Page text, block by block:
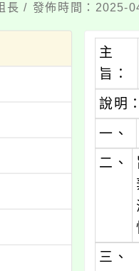
長 / 發佈時間：2025-
主
旨：
說明：
一、
二、
三、